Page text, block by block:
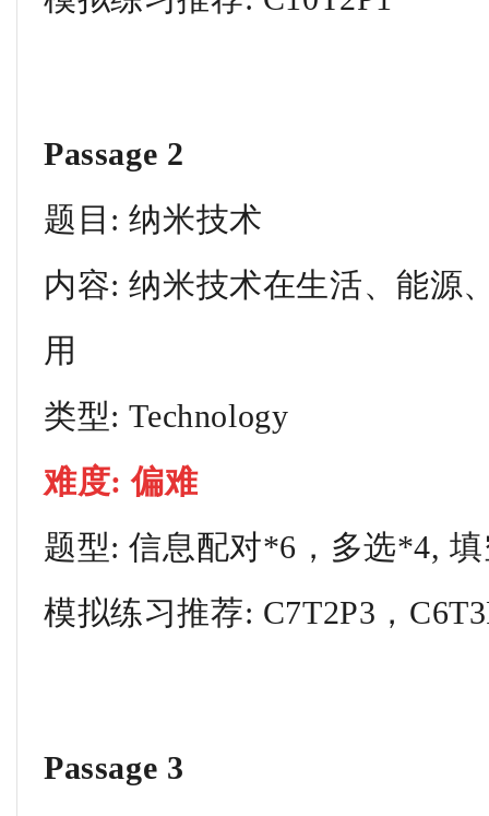
Passage 2
题目: 纳米技术
内容: 纳米技术在生活、能源
用
类型: Technology
难度: 偏难
题型: 信息配对*6，多选*4,
模拟练习推荐: C7T2P3，
Passage 3